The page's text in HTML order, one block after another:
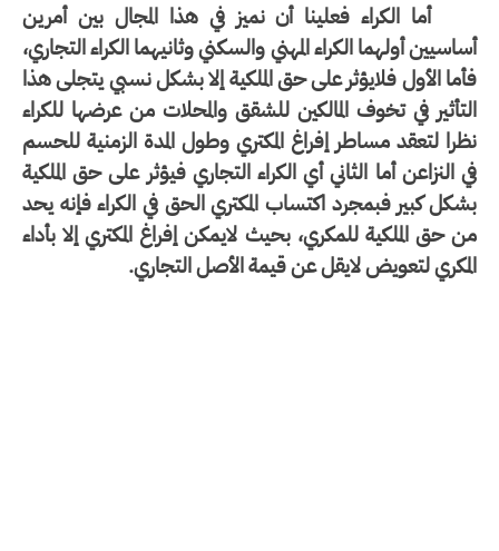
أما الكراء فعلينا أن نميز في هذا المجال بين أمرين
أولهما الكراء المهني والسكني وثانيهما الكراء التجاري،
الأول فلايؤثر على حق الملكية إلا بشكل نسبي يتجلى هذا
في تخوف المالكين للشقق والمحلات من عرضها للكراء
لتعقد مساطر إفراغ المكتري وطول المدة الزمنية للحسم
النزاعن أما الثاني أي الكراء التجاري فيؤثر على حق الملكية
كبير فبمجرد اكتساب المكتري الحق في الكراء فإنه يحد
حق الملكية للمكري، بحيث لايمكن إفراغ المكتري إلا بأداء
لتعويض لايقل عن قيمة الأصل التجاري.